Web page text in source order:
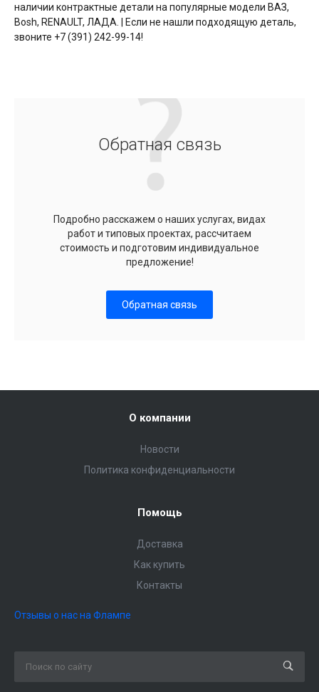
наличии контрактные детали на популярные модели ВАЗ,
Bosh, RENAULT, ЛАДА. | Если не нашли подходящую деталь,
звоните +7 (391) 242-99-14!
Обратная связь
Подробно расскажем о наших услугах, видах
работ и типовых проектах, рассчитаем
стоимость и подготовим индивидуальное
предложение!
Обратная связь
О компании
Новости
Политика конфиденциальности
Помощь
Доставка
Как купить
Контакты
Отзывы о нас на Флампе